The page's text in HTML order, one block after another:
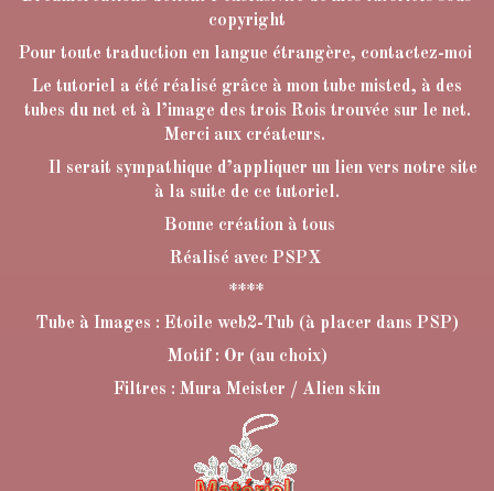
copyright
Pour toute traduction en langue étrangère, contactez-moi
Le tutoriel a été réalisé grâce à mon tube misted, à des
tubes du net et à l’image des trois Rois trouvée sur le net.
Merci aux créateurs.
Il serait sympathique d’appliquer un lien vers notre site
à la suite de ce tutoriel.
Bonne création à tous
Réalisé avec PSPX
****
Tube à Images : Etoile web2-Tub (à placer dans PSP)
Motif : Or (au choix)
Filtres : Mura Meister / Alien skin